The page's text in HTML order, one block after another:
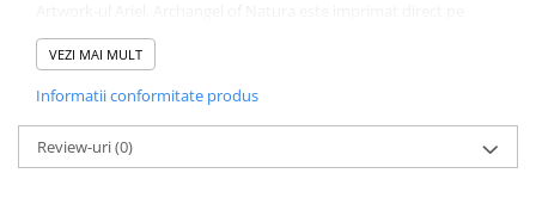
Fallout
KPop Demon Hunters
sleeve-uri, ceea ce garanteaza o imagine clara, rezistenta si fara
risc de exfoliere. Setul include 100 sleeve-uri standard size
Produsul este licentiat oficial Grand Archive si reprezinta un
accesoriu ideal pentru colectionari, jucatori competitivi si
pasionati de universuri fantasy.
Brand: Dragon Shield
VEZI MAI MULT
Informatii conformitate produs
Review-uri(0)